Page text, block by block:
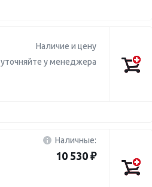
Наличие и цену
уточняйте у менеджера
Наличные:
10 530 ₽